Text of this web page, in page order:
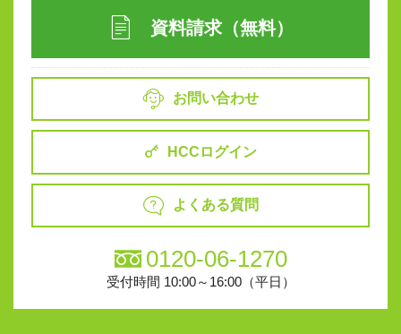
資料請求（無料）
お問い合わせ
HCCログイン
よくある質問
0120-06-1270
受付時間 10:00～16:00（平日）